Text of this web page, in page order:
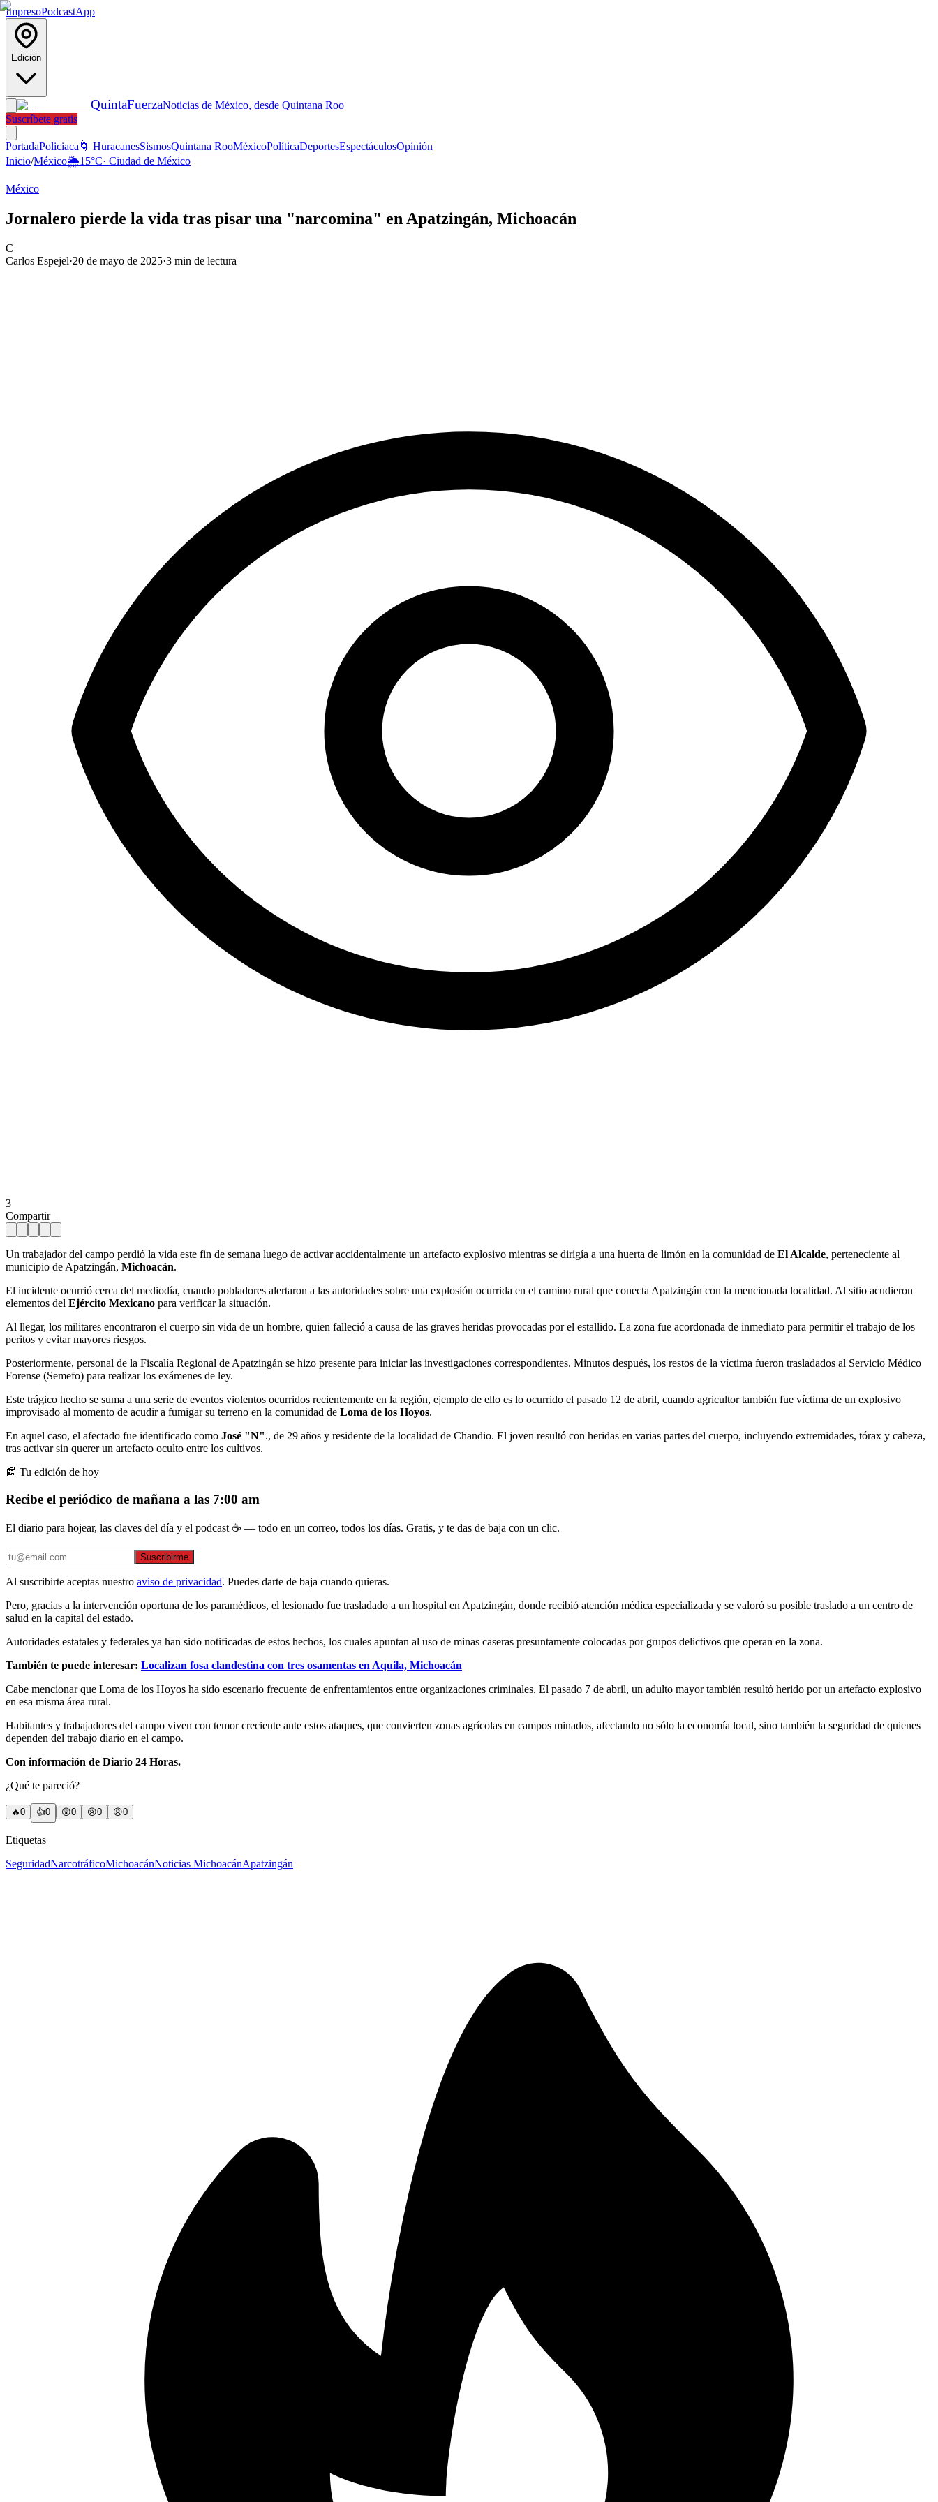
ImpresoPodcastApp
Edición
QuintaFuerzaNoticias de México, desde Quintana Roo
Suscríbete gratis
PortadaPoliciaca 🌀 HuracanesSismosQuintana RooMéxicoPolíticaDeportesEspectáculosOpinión
Inicio/México🌦️15°C· Ciudad de México
México
Jornalero pierde la vida tras pisar una "narcomina" en Apatzingán, Michoacán
C
Carlos Espejel·20 de mayo de 2025·3 min de lectura
3
Compartir
Un trabajador del campo perdió la vida este fin de semana luego de activar accidentalmente un artefacto explosivo mientras se dirigía a una huerta de limón en la comunidad de El Alcalde, perteneciente al
municipio de Apatzingán, Michoacán.
El incidente ocurrió cerca del mediodía, cuando pobladores alertaron a las autoridades sobre una explosión ocurrida en el camino rural que conecta Apatzingán con la mencionada localidad. Al sitio acudieron
elementos del Ejército Mexicano para verificar la situación.
Al llegar, los militares encontraron el cuerpo sin vida de un hombre, quien falleció a causa de las graves heridas provocadas por el estallido. La zona fue acordonada de inmediato para permitir el trabajo de los
peritos y evitar mayores riesgos.
Posteriormente, personal de la Fiscalía Regional de Apatzingán se hizo presente para iniciar las investigaciones correspondientes. Minutos después, los restos de la víctima fueron trasladados al Servicio Médico
Forense (Semefo) para realizar los exámenes de ley.
Este trágico hecho se suma a una serie de eventos violentos ocurridos recientemente en la región, ejemplo de ello es lo ocurrido el pasado 12 de abril, cuando agricultor también fue víctima de un explosivo
improvisado al momento de acudir a fumigar su terreno en la comunidad de Loma de los Hoyos.
En aquel caso, el afectado fue identificado como José "N"., de 29 años y residente de la localidad de Chandio. El joven resultó con heridas en varias partes del cuerpo, incluyendo extremidades, tórax y cabeza,
tras activar sin querer un artefacto oculto entre los cultivos.
📰 Tu edición de hoy
Recibe el periódico de mañana a las 7:00 am
El diario para hojear, las claves del día y el podcast ☕ — todo en un correo, todos los días. Gratis, y te das de baja con un clic.
Suscribirme
Al suscribirte aceptas nuestro aviso de privacidad. Puedes darte de baja cuando quieras.
Pero, gracias a la intervención oportuna de los paramédicos, el lesionado fue trasladado a un hospital en Apatzingán, donde recibió atención médica especializada y se valoró su posible traslado a un centro de
salud en la capital del estado.
Autoridades estatales y federales ya han sido notificadas de estos hechos, los cuales apuntan al uso de minas caseras presuntamente colocadas por grupos delictivos que operan en la zona.
También te puede interesar: Localizan fosa clandestina con tres osamentas en Aquila, Michoacán
Cabe mencionar que Loma de los Hoyos ha sido escenario frecuente de enfrentamientos entre organizaciones criminales. El pasado 7 de abril, un adulto mayor también resultó herido por un artefacto explosivo
en esa misma área rural.
Habitantes y trabajadores del campo viven con temor creciente ante estos ataques, que convierten zonas agrícolas en campos minados, afectando no sólo la economía local, sino también la seguridad de quienes
dependen del trabajo diario en el campo.
Con información de Diario 24 Horas.
¿Qué te pareció?
🔥0 👍0 😲0 😢0 😠0
Etiquetas
SeguridadNarcotráficoMichoacánNoticias MichoacánApatzingán